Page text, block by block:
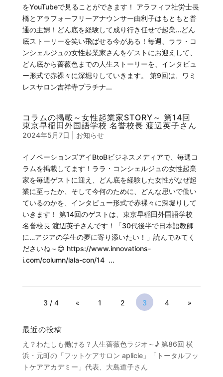
をYouTubeで見ることができます！ アラフィフ社労士長
橋とアラフォーフリーアナウンサー由利子はもともと普
通の主婦！どん底を経験して成り行き任せで起業…どん
底ストーリーを笑い飛ばせる今がある！毎週、ララ・コ
ンシェルジュの女性起業家さんをゲストにお迎えして、
どん底から薔薇色までの人生ストーリーを、インタビュ
ー形式で赤裸々に深堀りしていきます。 第9回は、ワミ
レスサロン吉祥寺プラチナ...
コラムの掲載～女性起業家STORY～ 第14回
東京早稲田外国語学校 名誉校長 渡辺英子さん
2024年5月7日 お知らせ
イノベーションズアイBtoBビジネスメディアで、毎週コ
ラムを掲載してます！ララ・コンシェルジュの女性起業
家を毎週ゲストに迎え、どん底を経験した女性がなぜ起
業に至ったか、そして今何のために、どんな思いで働い
ているのかを、インタビュー形式で赤裸々に深堀りして
いきます！ 第14回のゲストは、東京早稲田外国語学校
名誉校長 渡辺英子さんです！「30代後半で日本語教師
に…アジアの学生の夢に寄り添いたい！」読んでみてく
ださいね～😊 https://www.innovations-
i.com/column/lala-con/14 ...
3 / 4 « 1 2 3 4 »
最近の投稿
え？わたしも働ける？人生薔薇色ラジオ～♪ 第86回 横
浜・元町の「フットケアサロン aplicie」「トータルフッ
トケアアカデミー」代表、大島道子さん